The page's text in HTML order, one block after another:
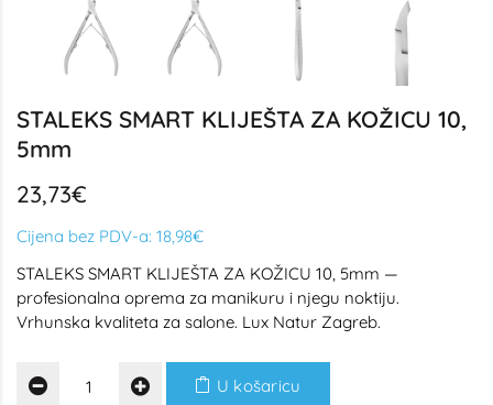
STALEKS SMART KLIJEŠTA ZA KOŽICU 10,
5mm
23,73€
Cijena bez PDV-a: 18,98€
STALEKS SMART KLIJEŠTA ZA KOŽICU 10, 5mm —
profesionalna oprema za manikuru i njegu noktiju.
Vrhunska kvaliteta za salone. Lux Natur Zagreb.
U košaricu